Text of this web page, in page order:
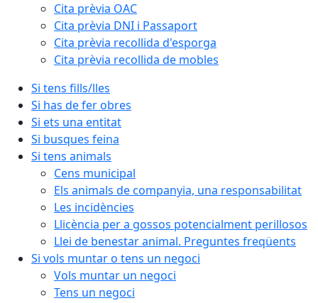
Cita prèvia OAC
Cita prèvia DNI i Passaport
Cita prèvia recollida d'esporga
Cita prèvia recollida de mobles
Si tens fills/lles
Si has de fer obres
Si ets una entitat
Si busques feina
Si tens animals
Cens municipal
Els animals de companyia, una responsabilitat
Les incidències
Llicència per a gossos potencialment perillosos
Llei de benestar animal. Preguntes freqüents
Si vols muntar o tens un negoci
Vols muntar un negoci
Tens un negoci